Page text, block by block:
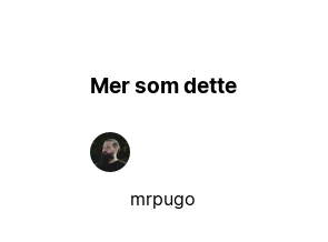
Mer som dette
mrpugo